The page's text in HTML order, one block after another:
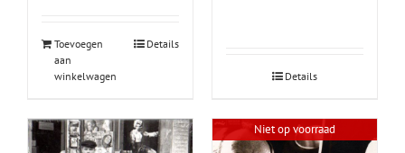
Toevoegen
aan
winkelwagen
Details
Details
Niet op voorraad